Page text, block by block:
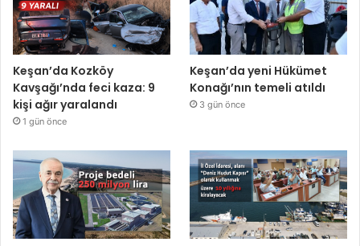
Keşan’da Kozköy
Kavşağı’nda feci kaza: 9
kişi ağır yaralandı
1 gün önce
Keşan’da yeni Hükümet
Konağı’nın temeli atıldı
3 gün önce